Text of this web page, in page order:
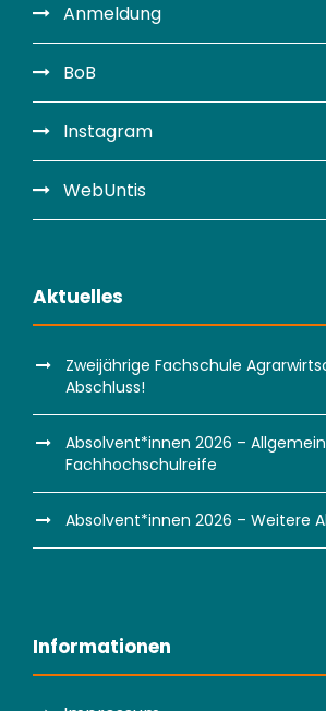
Anmeldung
BoB
Instagram
WebUntis
Aktuelles
Zweijährige Fachschule
Abschluss!
Absolvent*innen 2026 –
Fachhochschulreife
Absolvent*innen 2026 – Weitere
Informationen